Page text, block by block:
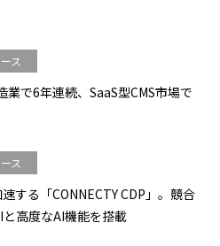
ス
業で6年連続、SaaS型CMS市場で
ス
する「CONNECTY CDP」。競合
高度なAI機能を搭載